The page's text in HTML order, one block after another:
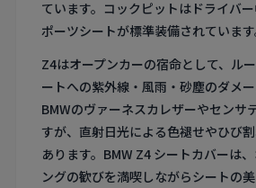
ています。コックピットはドライバ
ポーツシートが標準装備されています
Z4はオープンカーの宿命として、ル
ートへの紫外線・風雨・砂塵のダメー
BMWのヴァーネスカレザーやセンサ
すが、直射日光による色褪せやひび
あります。BMW Z4 シートカバーは
ングの歓びを満喫しながらシートの